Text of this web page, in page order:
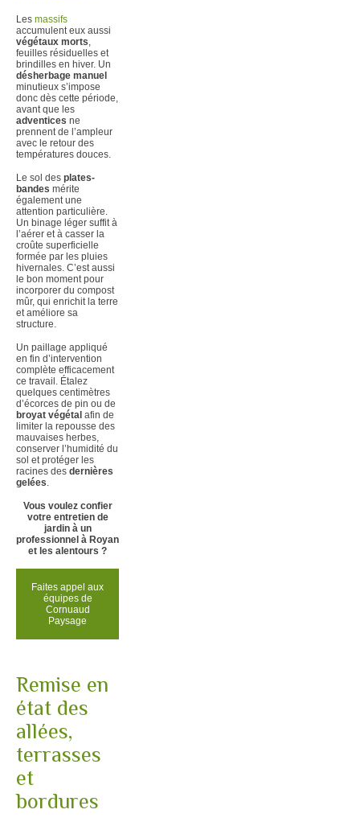
Les massifs
accumulent eux aussi
végétaux morts
feuilles résiduelles et
brindilles en hiver. Un
désherbage manuel
minutieux s’impose
donc dès cette période,
avant que les
adventices ne
prennent de l’ampleur
avec le retour des
températures douces.
Le sol des plates-
bandes mérite
également une
attention particulière.
Un binage léger suffit à
l’aérer et à casser la
croûte superficielle
formée par les pluies
hivernales. C’est aussi
le bon moment pour
incorporer du compost
mûr, qui enrichit la terre
et améliore sa
structure.
Un paillage appliqué
en fin d’intervention
complète efficacement
ce travail. Étalez
quelques centimètres
d’écorces de pin ou de
broyat végétal afin de
limiter la repousse des
mauvaises herbes,
conserver l’humidité du
sol et protéger les
racines des dernières
gelées
Vous voulez confier
votre entretien de
jardin à un
professionnel à Royan
et les alentours ?
Faites appel aux
équipes de
Cornuaud
Paysage
Remise en
état des
allées,
terrasses
et
bordures